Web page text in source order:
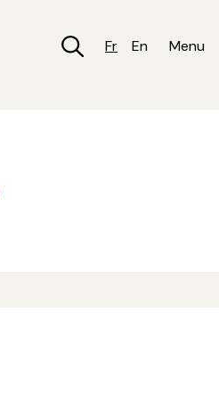
Fr En Menu